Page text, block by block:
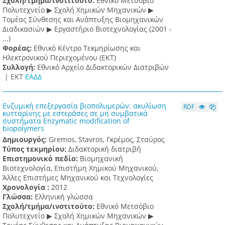
Πολυτεχνείο ▶ Σχολή Χημικών Μηχανικών ▶
Τομέας Σύνθεσης και Ανάπτυξης Βιομηχανικών
Διαδικασιών ▶ Εργαστήριο Βιοτεχνολογίας (2001 -
...)
Φορέας: Εθνικό Κέντρο Τεκμηρίωσης και
Ηλεκτρονικού Περιεχομένου (ΕΚΤ)
Συλλογή: Εθνικό Αρχείο Διδακτορικών Διατριβών
| ΕΚΤ ΕΑΔΔ
Ενζυμική επεξεργασία βιοπολυμερών: ακυλίωση
κυτταρίνης με εστεράσες σε μη συμβατικά
συστήματα Enzymatic modification of
biopolymers
Δημιουργός: Gremos, Stavros, Γκρέμος, Σταύρος
Τύπος τεκμηρίου: Διδακτορική διατριβή
Επιστημονικό πεδίο: Βιομηχανική
Βιοτεχνολογία, Επιστήμη Χημικού Μηχανικού,
Άλλες Επιστήμες Μηχανικού και Τεχνολογίες
Χρονολογία : 2012
Γλώσσα: Ελληνική γλώσσα
Σχολή/τμήμα/ινστιτούτο: Εθνικό Μετσόβιο
Πολυτεχνείο ▶ Σχολή Χημικών Μηχανικών ▶
RDF